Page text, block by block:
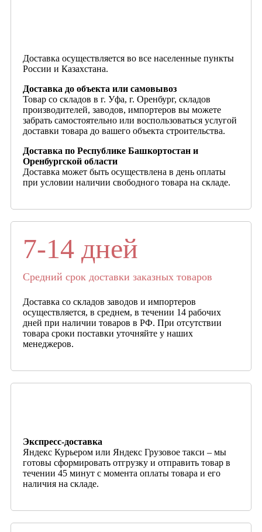
Доставка осуществляется во все населенные пункты
России и Казахстана.
Доставка до объекта или самовывоз
Товар со складов в г. Уфа, г. Оренбург, складов
производителей, заводов, импортеров вы можете
забрать самостоятельно или воспользоваться услугой
доставки товара до вашего объекта строительства.
Доставка по Республике Башкортостан и
Оренбургской области
Доставка может быть осуществлена в день оплаты
при условии наличии свободного товара на складе.
7-14 дней
Средний срок доставки заказных товаров
Доставка со складов заводов и импортеров
осуществляется, в среднем, в течении 14 рабочих
дней при наличии товаров в РФ. При отсутствии
товара сроки поставки уточняйте у наших
менеджеров.
Экспресс-доставка
Яндекс Курьером или Яндекс Грузовое такси – мы
готовы сформировать отгрузку и отправить товар в
течении 45 минут с момента оплаты товара и его
наличия на складе.